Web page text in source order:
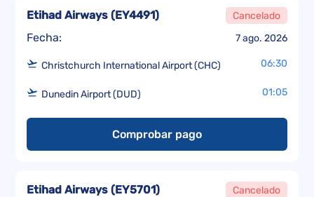
Fecha: 7 ago. 2026
Etihad Airways (EY4491) Cancelado
Christchurch International Airport (CHC) 06:30
Dunedin Airport (DUD) 01:05
Comprobar pago
Etihad Airways (EY5701) Cancelado